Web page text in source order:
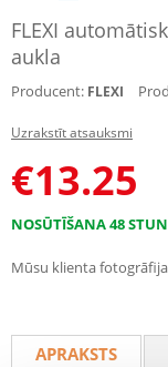
FLEXI
aukla
Producent: FLEXI
Uzrakstīt atsauksmi
€13.25
NOSŪTĪŠANA 48
Mūsu klienta
APRAKSTS